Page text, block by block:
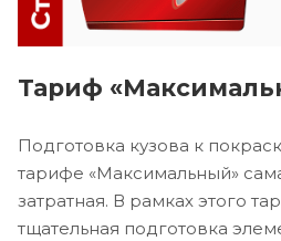
Тариф
Подготовка кузова к
тарифе «Максимальный»
затратная. В рамках этого
тщательная подготовка